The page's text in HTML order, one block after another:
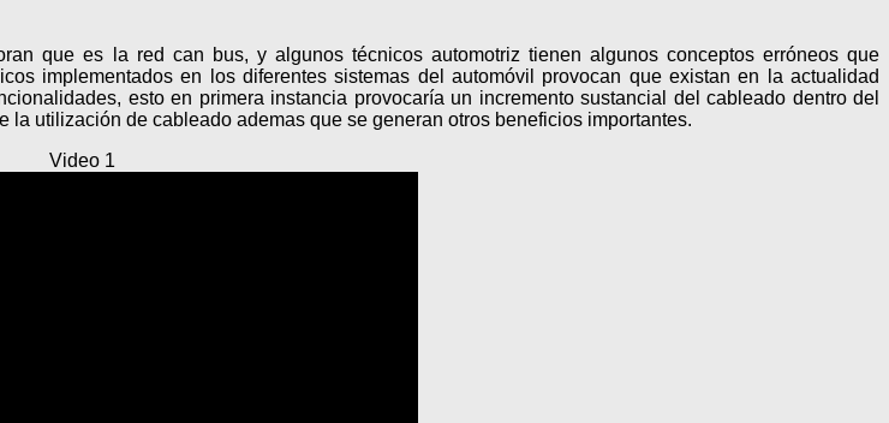
que es la red can bus, y algunos técnicos automotriz tienen algunos conceptos erróneos que
implementados en los diferentes sistemas del automóvil provocan que existan en la actualidad
esto en primera instancia provocaría un incremento sustancial del cableado dentro del
utilización de cableado ademas que se generan otros beneficios importantes.
Video 1